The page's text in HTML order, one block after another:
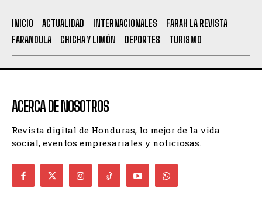
INICIO ACTUALIDAD INTERNACIONALES
FARAH LA REVISTA
FARANDULA
CHICHA Y LIMÓN DEPORTES TURISMO
ACERCA DE NOSOTROS
Revista digital de Honduras, lo mejor de la vida
social, eventos empresariales y noticiosas.